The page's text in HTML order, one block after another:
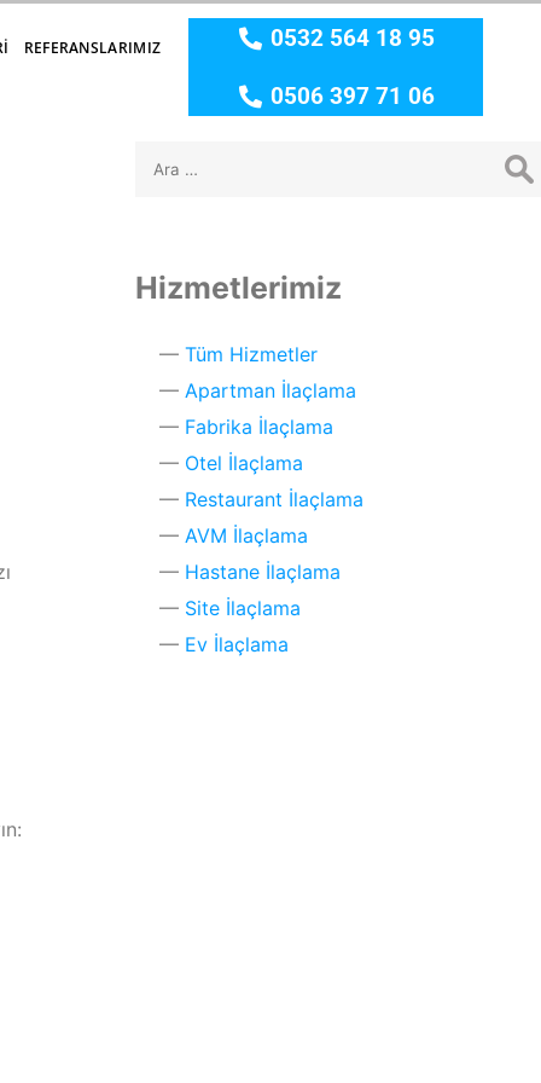
REFERANSLARIMIZ 0532 564 18 95
0506 397 71 06
Hizmetlerimiz
Tüm Hizmetler
Apartman İlaçlama
Fabrika İlaçlama
Otel İlaçlama
Restaurant İlaçlama
AVM İlaçlama
Hastane İlaçlama
Site İlaçlama
Ev İlaçlama